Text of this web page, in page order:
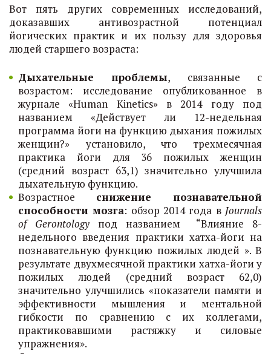
Вот пять других современных исследований,
доказавших антивозрастной потенциал
йогических практик и их пользу для здоровья
людей старшего возраста:
Дыхательные проблемы, связанные с
возрастом: исследование опубликованное в
журнале «Human Kinetics» в 2014 году под
названием «Действует ли 12-недельная
программа йоги на функцию дыхания пожилых
женщин?» установило, что трехмесячная
практика йоги для 36 пожилых женщин
(средний возраст 63,1) значительно улучшила
дыхательную функцию.
Возрастное снижение познавательной
способности мозга: обзор 2014 года в Journals
of Gerontologyпод названием “Влияние 8-
недельного введения практики хатха-йоги на
познавательную функцию пожилых людей ». В
результате двухмесячной практики хатха-йоги у
пожилых людей (средний возраст 62,0)
значительно улучшились «показатели памяти и
эффективности мышления и ментальной
гибкости по сравнению с их коллегами,
практиковавшими растяжку и силовые
упражнения».